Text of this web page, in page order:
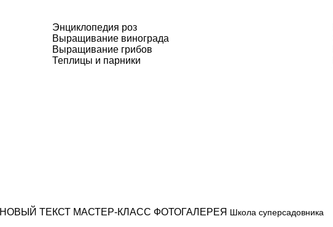
Энциклопедия роз
Выращивание винограда
Выращивание грибов
Теплицы и парники
НОВЫЙ ТЕКСТ МАСТЕР-КЛАСС ФОТОГАЛЕРЕЯ Школа суперсадовника